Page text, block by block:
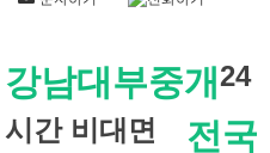
강남대부중개
전국
24
시간 비대면